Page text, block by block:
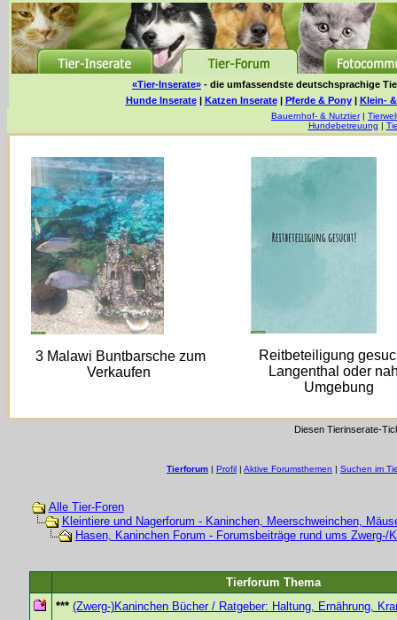
«Tier-Inserate» - die umfassendste deutschsprachige
Hunde Inserate| Katzen Inserate| Pferde & Pony| Klein-
Bauernhof- & Nutztier|
Hundebetreuung |
3 Malawi Buntbarsche zum
Verkaufen
Reitbeteiligung
Langenthal oder
Umgebung
Diesen Tierinserate-
Tierforum | Profil | Aktive Forumsthemen | Suchen im
Alle Tier-Foren
Kleintiere und Nagerforum - Kaninchen, Meerschweinchen,
Hasen, Kaninchen Forum - Forumsbeiträge rund ums Zwerg-/
Tierforum Thema
*** (Zwerg-)Kaninchen Bücher / Ratgeber: Haltung, Ernährung,